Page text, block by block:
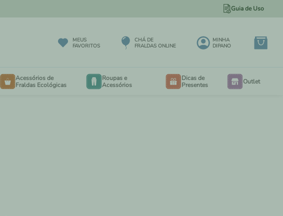
Guia de Uso
MEUS
FAVORITOS
CHÁ DE
FRALDAS ONLINE
MINHA
DIPANO
Acessórios de
Fraldas Ecológicas
Roupas e
Acessórios
Dicas de
Presentes
Outlet